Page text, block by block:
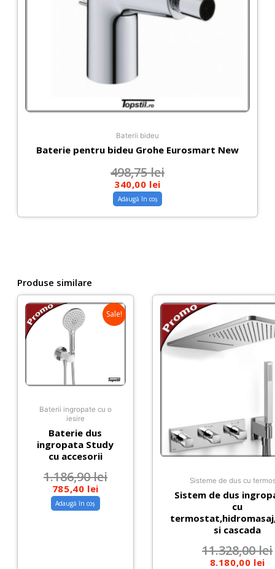
Baterii bideu
Baterie pentru bideu Grohe Eurosmart New
498,75lei
340,00 lei
Adaugă în coș
Produse similare
Sale!
Baterii ingropate cu o
iesire
Baterie dus
ingropata Study
cu accesorii
1.186,90lei
785,40 lei
Adaugă în coș
Sisteme de dus cu
Sistem de dus
cu
si cascada
11.328,00lei
8.180,00 lei